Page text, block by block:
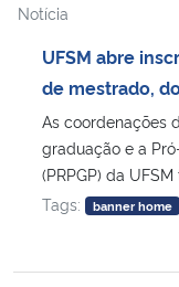
Notícia
UFSM abre
de mestrado,
As coordenações
graduação e a
(PRPGP) da
Tags:
banner home